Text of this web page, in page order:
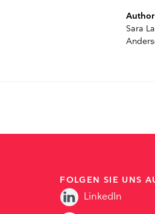
Author
Sara
FOLGEN SIE UNS
LinkedIn